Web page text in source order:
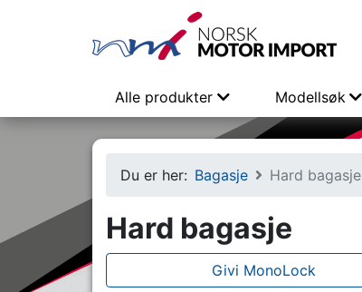
Alle produkter Modellsøk
Du er her: Bagasje Hard bagasje
Hard bagasje
Givi MonoLock